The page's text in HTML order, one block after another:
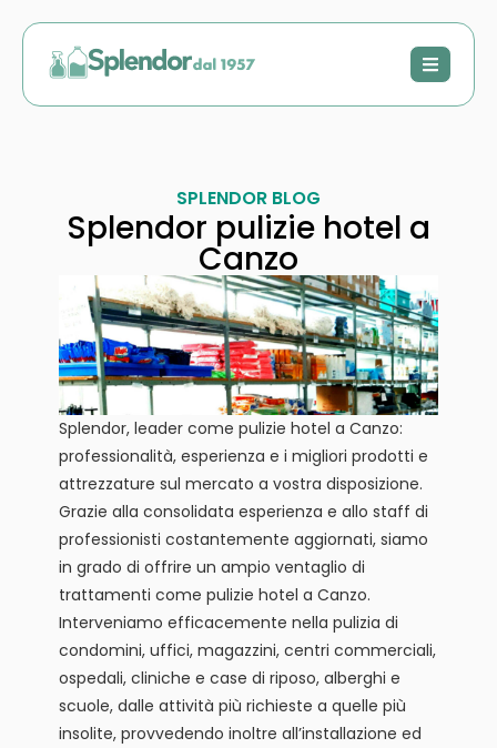
SPLENDOR BLOG
Splendor pulizie hotel a
Canzo
Splendor, leader come pulizie hotel a Canzo:
professionalità, esperienza e i migliori prodotti e
attrezzature sul mercato a vostra disposizione.
Grazie alla consolidata esperienza e allo staff di
professionisti costantemente aggiornati, siamo
in grado di offrire un ampio ventaglio di
trattamenti come pulizie hotel a Canzo.
Interveniamo efficacemente nella pulizia di
condomini, uffici, magazzini, centri commerciali,
ospedali, cliniche e case di riposo, alberghi e
scuole, dalle attività più richieste a quelle più
insolite, provvedendo inoltre all’installazione ed